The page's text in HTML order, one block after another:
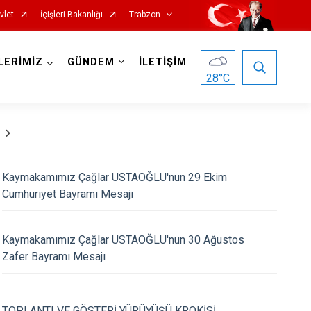
İçişleri Bakanlığı Trabzon
Köprübaşı
Of
Şalpazarı
GÜNDEM İLETİŞİM
28°C
Kaymakamımız Çağlar USTAOĞLU'nun 29 Ekim
Cumhuriyet Bayramı Mesajı
Kaymakamımız Çağlar USTAOĞLU'nun 30 Ağustos
Zafer Bayramı Mesajı